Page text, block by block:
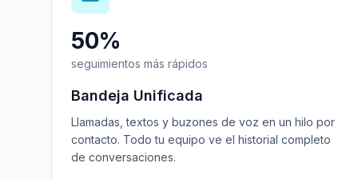
50%
seguimientos más rápidos
Bandeja Unificada
Llamadas, textos y buzones de voz en un hilo por
contacto. Todo tu equipo ve el historial completo
de conversaciones.